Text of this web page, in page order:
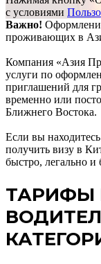
с условиями
Важно!
проживающих в
Компания «Азия
услуги по
приглашений для
временно или
Ближнего Востока.
Если вы
получить визу в
быстро, легально
ТАРИФЫ